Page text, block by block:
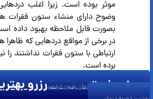
موثر بوده است. زیرا اغلب
وضوح دارای منشاء ستون فقرات
بصورت قابل ملاحظه بهبود داده
در برخی از مواقع دردهایی که ظاهرا
ارتباطی با ستون فقرات نداشتند را
برده است.
رزرو نوبت درمان بدون دردسررزرو